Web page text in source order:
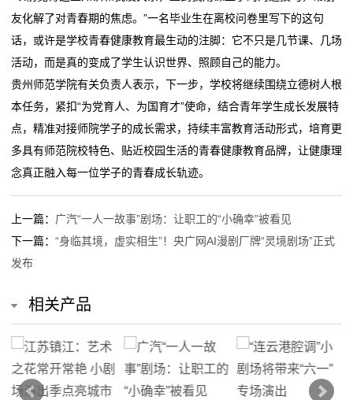
友化解了对青春期的焦虑。”一名毕业生在离校问卷里写下的这句
话，或许是学校青春健康教育最生动的注脚：它不只是几节课、几场
活动，而是真的变成了学生认识世界、照顾自己的能力。
贵州师范学院有关负责人表示，下一步，学校将继续围绕立德树人根
本任务，紧扣“为党育人、为国育才”使命，结合青年学生成长发展特
点，精准对接师院学子的成长需求，持续丰富教育活动形式，培育更
多具有师范院校特色、贴近校园生活的青春健康教育品牌，让健康理
念真正融入每一位学子的青春成长轨迹。
上一篇： 广汽“一人一故事”剧场：让职工的“小确幸”被看见
下一篇： “身临其境，虚实相生”！央广网AI漫剧厂牌“灵境剧场”正式
发布
相关产品